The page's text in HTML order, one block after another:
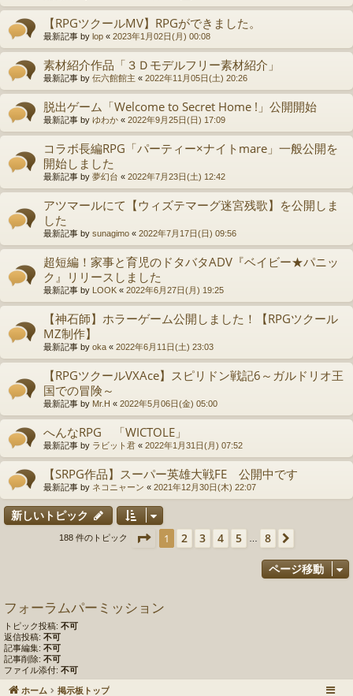
【RPGツクールMV】RPGができました。
最新記事 by lop « 2023年1月02日(月) 00:08
素材紹介作品「３Ｄモデルフリー素材紹介」
最新記事 by 伝六館館主 « 2022年11月05日(土) 20:26
脱出ゲーム「Welcome to Secret Home !」公開開始
最新記事 by ゆわか « 2022年9月25日(日) 17:09
コラボ長編RPG「パーティー×ナイトmare」一般公開を
開始しました
最新記事 by 夢幻台 « 2022年7月23日(土) 12:42
アツマールにて【ウィズテマーグ迷宮残歌】を公開しま
した
最新記事 by sunagimo « 2022年7月17日(日) 09:56
超短編！家事と育児のドタバタADV『ベイビー★パニッ
ク』リリースしました
最新記事 by LOOK « 2022年6月27日(月) 19:25
【神石師】ホラーゲーム公開しました！【RPGツクール
MZ制作】
最新記事 by oka « 2022年6月11日(土) 23:03
【RPGツクールVXAce】スピリドン戦記6～ガルドリオ王
国での冒険～
最新記事 by Mr.H « 2022年5月06日(金) 05:00
へんなRPG 「WICTOLE」
最新記事 by ラビット君 « 2022年1月31日(月) 07:52
【SRPG作品】スーパー英雄大戦FE 公開中です
最新記事 by ネコニャーン « 2021年12月30日(木) 22:07
新しいトピック
188 件のトピック ページ ／
1 2 3 4 5 8
ページ移動
フォーラムパーミッション
トピック投稿: 不可
返信投稿: 不可
記事編集: 不可
記事削除: 不可
ファイル添付: 不可
ホーム 掲示板トップ